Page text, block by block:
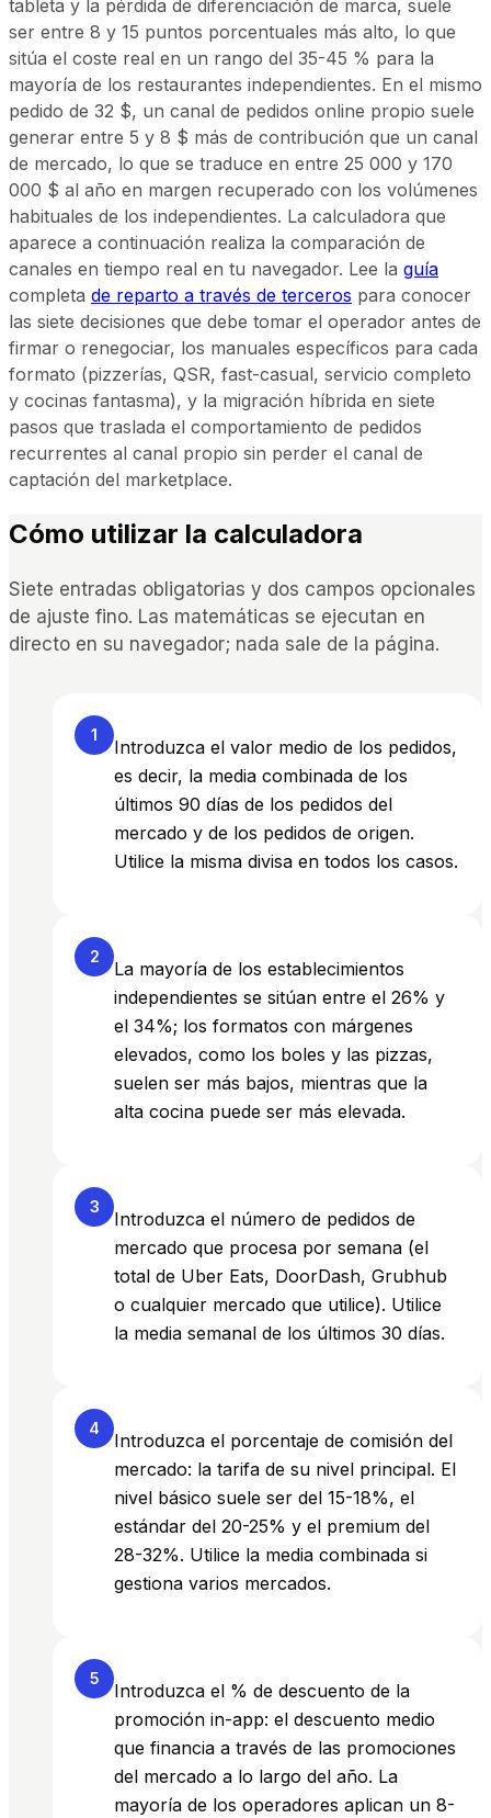
tableta y la pérdida de diferenciación de marca, suele
ser entre 8 y 15 puntos porcentuales más alto, lo que
sitúa el coste real en un rango del 35-45 % para la
mayoría de los restaurantes independientes. En el mismo
pedido de 32 $, un canal de pedidos online propio suele
generar entre 5 y 8 $ más de contribución que un canal
de mercado, lo que se traduce en entre 25 000 y 170
000 $ al año en margen recuperado con los volúmenes
habituales de los independientes. La calculadora que
aparece a continuación realiza la comparación de
canales en tiempo real en tu navegador. Lee la guía
completa de reparto a través de terceros para conocer
las siete decisiones que debe tomar el operador antes de
firmar o renegociar, los manuales específicos para cada
formato (pizzerías, QSR, fast-casual, servicio completo
y cocinas fantasma), y la migración híbrida en siete
pasos que traslada el comportamiento de pedidos
recurrentes al canal propio sin perder el canal de
captación del marketplace.
Cómo utilizar la calculadora
Siete entradas obligatorias y dos campos opcionales
de ajuste fino. Las matemáticas se ejecutan en
directo en su navegador; nada sale de la página.
1
Introduzca el valor medio de los pedidos,
es decir, la media combinada de los
últimos 90 días de los pedidos del
mercado y de los pedidos de origen.
Utilice la misma divisa en todos los casos.
2
La mayoría de los establecimientos
independientes se sitúan entre el 26% y
el 34%; los formatos con márgenes
elevados, como los boles y las pizzas,
suelen ser más bajos, mientras que la
alta cocina puede ser más elevada.
3
Introduzca el número de pedidos de
mercado que procesa por semana (el
total de Uber Eats, DoorDash, Grubhub
o cualquier mercado que utilice). Utilice
la media semanal de los últimos 30 días.
4
Introduzca el porcentaje de comisión del
mercado: la tarifa de su nivel principal. El
nivel básico suele ser del 15-18%, el
estándar del 20-25% y el premium del
28-32%. Utilice la media combinada si
gestiona varios mercados.
5
Introduzca el % de descuento de la
promoción in-app: el descuento medio
que financia a través de las promociones
del mercado a lo largo del año. La
mayoría de los operadores aplican un 8-